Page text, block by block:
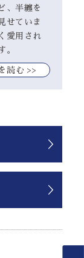
、半纏を
せていま
愛用され
。
読む >>